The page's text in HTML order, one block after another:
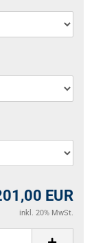
EUR
inkl. 20% MwSt.